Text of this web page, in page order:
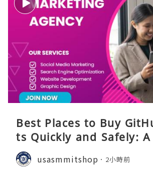
Best Places to Buy
ts Quickly and Safely:
Guide
usasmmitshop 2小時前